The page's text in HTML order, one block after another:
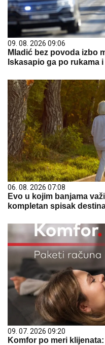
09. 08. 2026 09:06
Mladić bez povoda izbo
Iskasapio ga po rukama
06. 08. 2026 07:08
Evo u kojim banjama
kompletan spisak
09. 07. 2026 09:20
Komfor po meri